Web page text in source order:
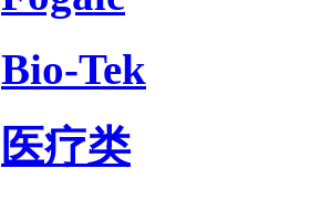
Bio-Tek
医疗类